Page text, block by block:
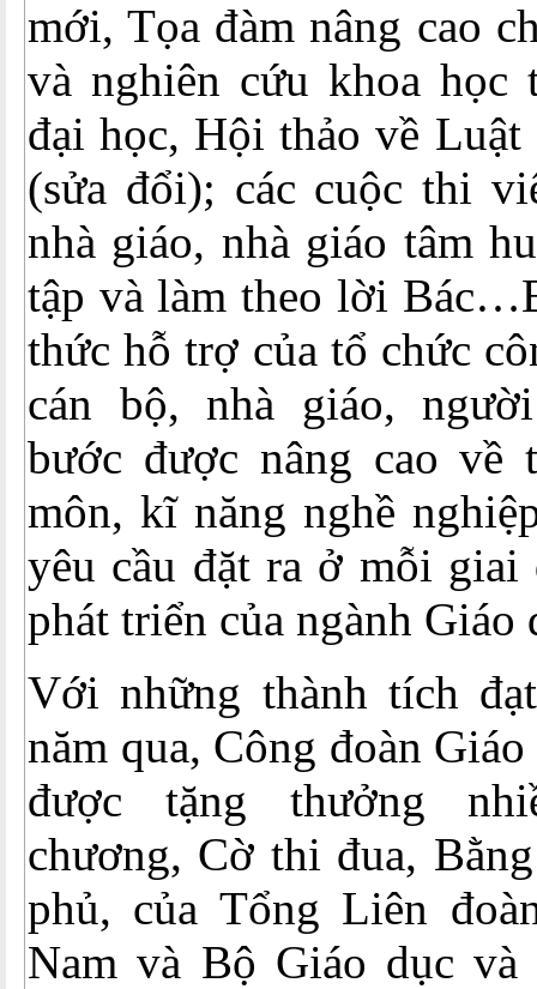
mới, Tọa đàm nâng cao
và nghiên cứu khoa học
đại học, Hội thảo về Luật
(sửa đổi); các cuộc thi
nhà giáo, nhà giáo tâm
tập và làm theo lời
thức hỗ trợ của tổ chức
cán bộ, nhà giáo,
bước được nâng cao về
môn, kĩ năng nghề
yêu cầu đặt ra ở mỗi
phát triển của ngành Giáo
Với những thành tích
năm qua, Công đoàn
được tặng thưởng
chương, Cờ thi đua,
phủ, của Tổng Liên
Nam và Bộ Giáo dục